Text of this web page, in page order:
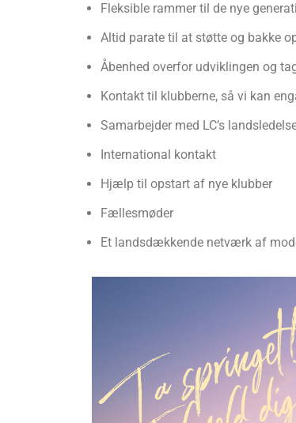
Fleksible rammer til de nye
Altid parate til at støtte og bakke
Åbenhed overfor udviklingen og
Kontakt til klubberne, så vi kan
Samarbejder med LC’s
International kontakt
Hjælp til opstart af nye klubber
Fællesmøder
Et landsdækkende netværk af